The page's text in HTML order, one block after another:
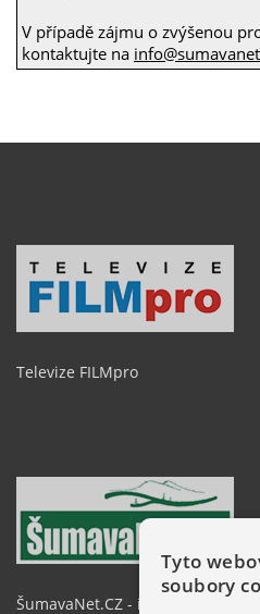
V případě zájmu o zvýšenou
kontaktujte na
Televize FILMpro
ŠumavaNet.CZ - informace o
Tyto
soubory